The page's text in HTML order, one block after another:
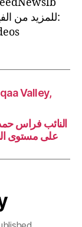
للمزيد من
Valley,
النائب فراس
على مستوى